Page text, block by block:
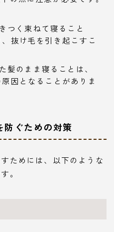
つく束ねて寝ること
抜け毛を引き起こすこ
髪のまま寝ることは、
因となることがありま
ぐための対策
ためには、以下のような
。